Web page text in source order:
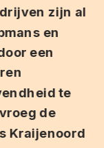
zijn al
en
een
te
de
Kraijenoord